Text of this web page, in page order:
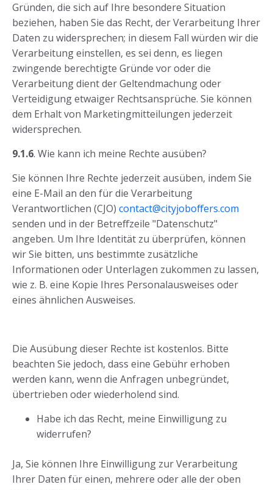
Gründen, die sich auf Ihre besondere Situation
beziehen, haben Sie das Recht, der Verarbeitung Ihrer
Daten zu widersprechen; in diesem Fall würden wir die
Verarbeitung einstellen, es sei denn, es liegen
zwingende berechtigte Gründe vor oder die
Verarbeitung dient der Geltendmachung oder
Verteidigung etwaiger Rechtsansprüche. Sie können
dem Erhalt von Marketingmitteilungen jederzeit
widersprechen.
9.1.6. Wie kann ich meine Rechte ausüben?
Sie können Ihre Rechte jederzeit ausüben, indem Sie
eine E-Mail an den für die Verarbeitung
Verantwortlichen (CJO) contact@cityjoboffers.com
senden und in der Betreffzeile "Datenschutz"
angeben. Um Ihre Identität zu überprüfen, können
wir Sie bitten, uns bestimmte zusätzliche
Informationen oder Unterlagen zukommen zu lassen,
wie z. B. eine Kopie Ihres Personalausweises oder
eines ähnlichen Ausweises.
Die Ausübung dieser Rechte ist kostenlos. Bitte
beachten Sie jedoch, dass eine Gebühr erhoben
werden kann, wenn die Anfragen unbegründet,
übertrieben oder wiederholend sind.
Habe ich das Recht, meine Einwilligung zu
widerrufen?
Ja, Sie können Ihre Einwilligung zur Verarbeitung
Ihrer Daten für einen, mehrere oder alle der oben